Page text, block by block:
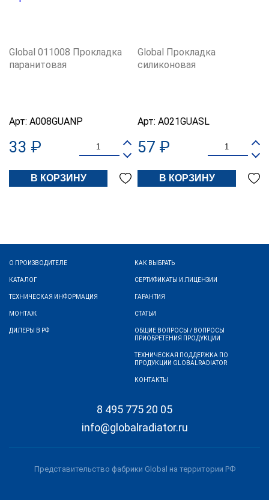
Global 011008 Прокладка
паранитовая
Арт: A008GUANP
33 ₽
В КОРЗИНУ
Global Прокладка
силиконовая
Арт: A021GUASL
57 ₽
В КОРЗИНУ
О ПРОИЗВОДИТЕЛЕ
КАТАЛОГ
ТЕХНИЧЕСКАЯ ИНФОРМАЦИЯ
МОНТАЖ
ДИЛЕРЫ В РФ
КАК ВЫБРАТЬ
СЕРТИФИКАТЫ И ЛИЦЕНЗИИ
ГАРАНТИЯ
СТАТЬИ
ОБЩИЕ ВОПРОСЫ / ВОПРОСЫ
ПРИОБРЕТЕНИЯ ПРОДУКЦИИ
ТЕХНИЧЕСКАЯ ПОДДЕРЖКА ПО
ПРОДУКЦИИ GLOBALRADIATOR
КОНТАКТЫ
8 495 775 20 05
info@globalradiator.ru
Представительство фабрики Global на территории РФ